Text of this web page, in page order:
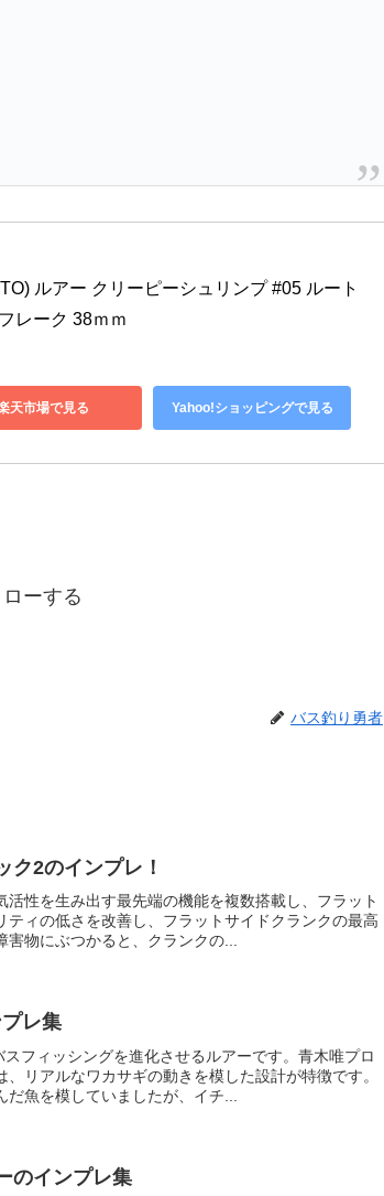
ルアー クリーピーシュリンプ #05 ルート
レーク 38ｍｍ
天市場で見る Yahoo!ショッピングで見る
ーする
バス釣り勇者
ク2のインプレ！
性を生み出す最先端の機能を複数搭載し、フラット
ィの低さを改善し、フラットサイドクランクの最高
物にぶつかると、クランクの...
レ集
フィッシングを進化させるルアーです。青木唯プロ
リアルなワカサギの動きを模した設計が特徴です。
魚を模していましたが、イチ...
のインプレ集